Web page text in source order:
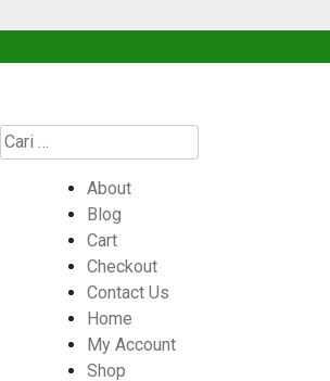
Cari
untuk:
About
Blog
Cart
Checkout
Contact Us
Home
My Account
Shop